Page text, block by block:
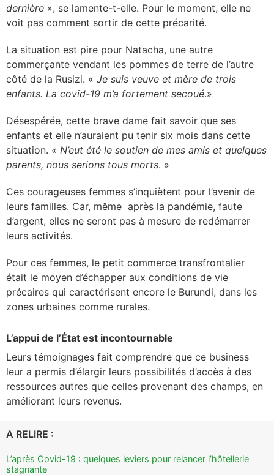
dernière », se lamente-t-elle. Pour le moment, elle ne
voit pas comment sortir de cette précarité.
La situation est pire pour Natacha, une autre
commerçante vendant les pommes de terre de l’autre
côté de la Rusizi. « Je suis veuve et mère de trois
enfants. La covid-19 m’a fortement secoué.»
Désespérée, cette brave dame fait savoir que ses
enfants et elle n’auraient pu tenir six mois dans cette
situation. « N’eut été le soutien de mes amis et quelques
parents, nous serions tous morts. »
Ces courageuses femmes s’inquiètent pour l’avenir de
leurs familles. Car, même après la pandémie, faute
d’argent, elles ne seront pas à mesure de redémarrer
leurs activités.
Pour ces femmes, le petit commerce transfrontalier
était le moyen d’échapper aux conditions de vie
précaires qui caractérisent encore le Burundi, dans les
zones urbaines comme rurales.
L’appui de l’État est incontournable
Leurs témoignages fait comprendre que ce business
leur a permis d’élargir leurs possibilités d’accès à des
ressources autres que celles provenant des champs, en
améliorant leurs revenus.
A RELIRE :
L’après Covid-19 : quelques leviers pour relancer l’hôtellerie
stagnante